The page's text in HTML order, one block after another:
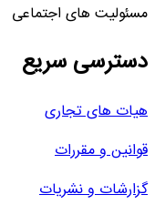
مسئولیت های اجتماعی
دسترسی سریع
هیات های تجاری
قوانین و مقررات
گزارشات و نشریات